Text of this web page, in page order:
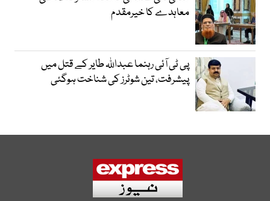
معاہدے کا خیرمقدم
پی ٹی آئی رہنما عبداللہ طایر کے قتل میں
پیشرفت، تین شوٹرز کی شناخت ہوگئی